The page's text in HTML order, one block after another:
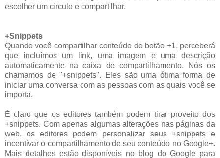
escolher um círculo e compartilhar.
+Snippets
Quando você compartilhar conteúdo do botão +1, perceberá
que incluímos um link, uma imagem e uma descrição
automaticamente na caixa de compartilhamento. Nós os
chamamos de "+snippets". Eles são uma ótima forma de
iniciar uma conversa com as pessoas com as quais você se
importa.
É claro que os editores também podem tirar proveito dos
+snippets. Com apenas algumas alterações nas páginas da
web, os editores podem personalizar seus +snippets e
incentivar o compartilhamento de seu conteúdo no Google+.
Mais detalhes estão disponíveis no blog do Google para